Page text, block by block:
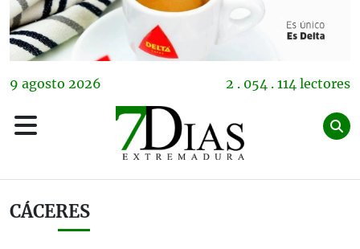
9 agosto 2026 2 . 054 . 114 lectores
CÁCERES